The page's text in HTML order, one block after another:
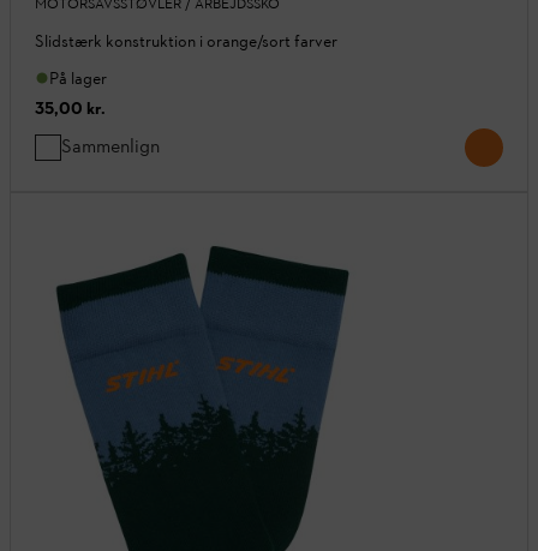
Slidstærk konstruktion i orange/sort farver
På lager
35,00 kr.
Sammenlign